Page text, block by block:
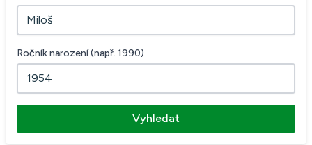
Ročník narození (např. 1990)
Vyhledat